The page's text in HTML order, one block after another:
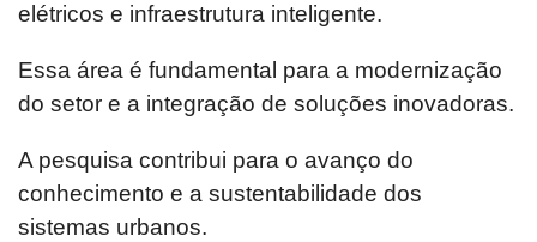
elétricos e infraestrutura inteligente.
Essa área é fundamental para a modernização
do setor e a integração de soluções inovadoras.
A pesquisa contribui para o avanço do
conhecimento e a sustentabilidade dos
sistemas urbanos.